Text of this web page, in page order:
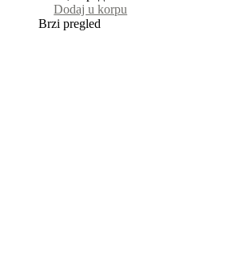
Dodaj u korpu
Brzi pregled